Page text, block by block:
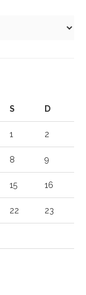
S D
1 2
8 9
15 16
22 23